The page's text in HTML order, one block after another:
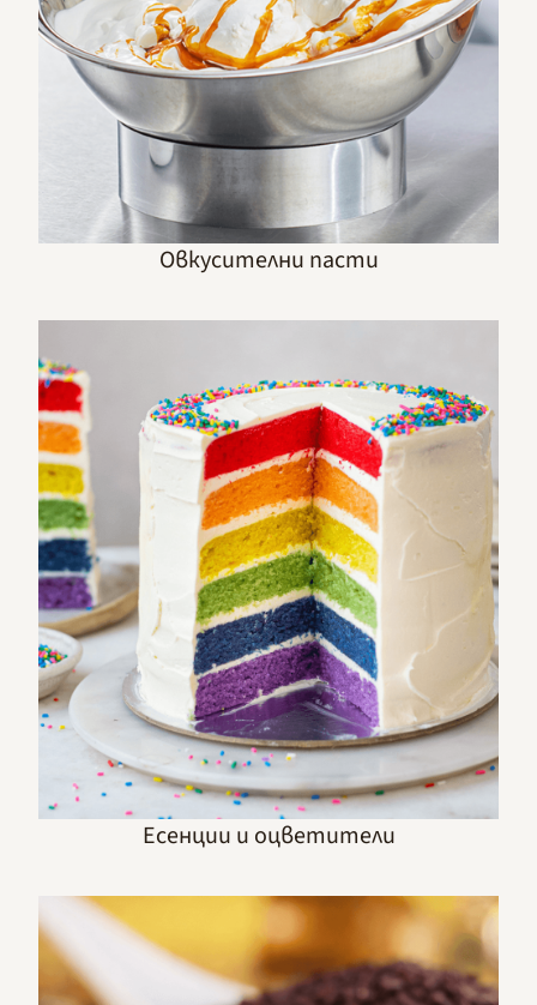
Овкусителни пасти
Есенции и оцветители